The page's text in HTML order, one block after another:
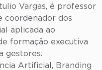
Vargas, é professor
coordenador dos
aplicada ao
formação executiva
gestores.
Artificial, Branding